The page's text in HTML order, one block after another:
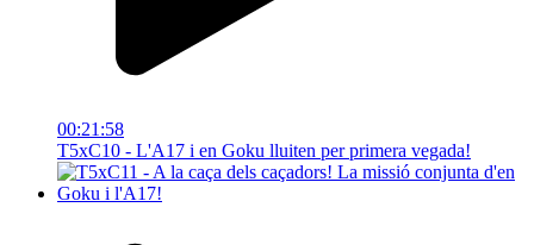
00:21:58
T5xC10 - L'A17 i en Goku lluiten per primera vegada!